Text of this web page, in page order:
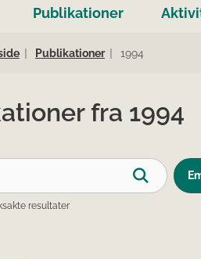
Publikationer
Publikationer 1994
fra 1994
resultater